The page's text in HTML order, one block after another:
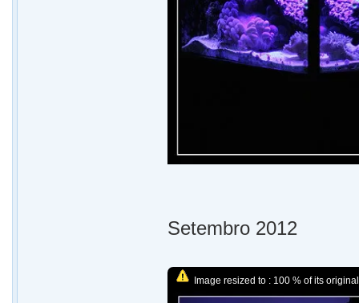
Setembro 2012
Image resized to : 100 % of its